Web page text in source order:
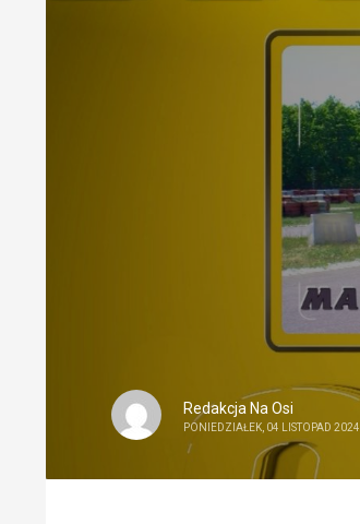
Redakcja Na Osi
PONIEDZIAŁEK, 04 LISTOPAD 2024